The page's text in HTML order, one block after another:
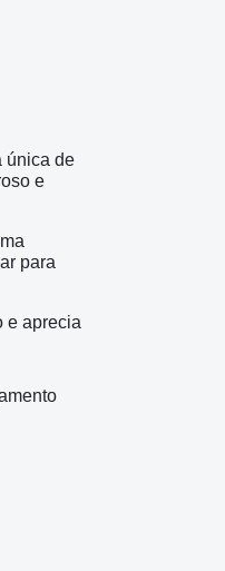
única de
e
para
e aprecia